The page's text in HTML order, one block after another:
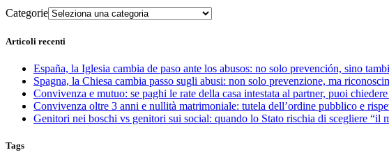
Categorie
Articoli recenti
España, la Iglesia cambia de paso ante los abusos: no solo prevención, sino
Spagna, la Chiesa cambia passo sugli abusi: non solo prevenzione, ma
Convivenza e mutuo: se paghi le rate della casa intestata al partner, puoi
Convivenza oltre 3 anni e nullità matrimoniale: tutela dell’ordine pubblico e
Genitori nei boschi vs genitori sui social: quando lo Stato rischia di scegliere “il
Tags